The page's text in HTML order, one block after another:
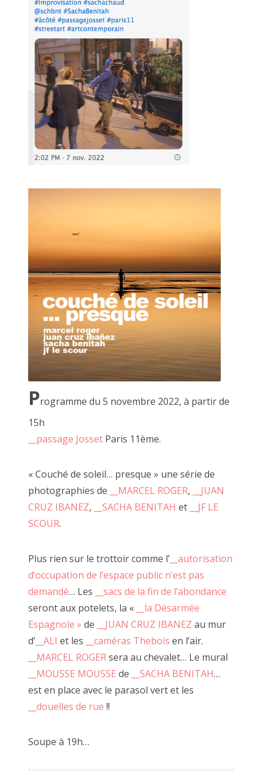
Programme du 5 novembre 2022, à partir de
15h
__passage Josset Paris 11ème.
« Couché de soleil… presque » une série de
photographies de
__MARCEL ROGER,
__JUAN
CRUZ IBANEZ, __SACHA BENITAH et
__JF LE
SCOUR.
Plus rien sur le trottoir comme l’ __autorisation
d’occupation de l’espace public n’est pas
demandé… Les
__sacs de la fin de l’abondance
seront aux potelets, la «
__la Désarmée
Espagnole » de __JUAN CRUZ IBANEZ au mur
d’ __ALI et les __caméras Thebois en l’air.
__MARCEL ROGERsera au chevalet… Le mural
__MOUSSE MOUSSE de __SACHA BENITAH…
est en place avec le parasol vert et les
__douelles de rue !!
Soupe à 19h…
Passage josset… le 8 octobre 2022
"Caméra Carton", décembre 2020